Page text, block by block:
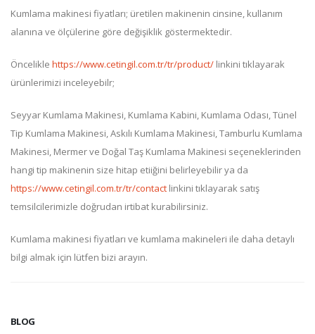
BLOG
Kumlama makinesi fiyatları; üretilen makinenin cinsine, kullanım
alanına ve ölçülerine göre değişiklik göstermektedir.
Öncelikle https://www.cetingil.com.tr/tr/product/ linkini tıklayarak
ürünlerimizi inceleyebilr;
Seyyar Kumlama Makinesi, Kumlama Kabini, Kumlama Odası, Tünel
Tip Kumlama Makinesi, Askılı Kumlama Makinesi, Tamburlu Kumlama
Makinesi, Mermer ve Doğal Taş Kumlama Makinesi seçeneklerinden
hangi tip makinenin size hitap etiiğini belirleyebilir ya da
https://www.cetingil.com.tr/tr/contact linkini tıklayarak satış
temsilcilerimizle doğrudan irtibat kurabilirsiniz.
Kumlama makinesi fiyatları ve kumlama makineleri ile daha detaylı
bilgi almak için lütfen bizi arayın.